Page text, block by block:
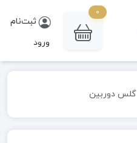
0
ثبت‌نام
ورود
گلس دوربین